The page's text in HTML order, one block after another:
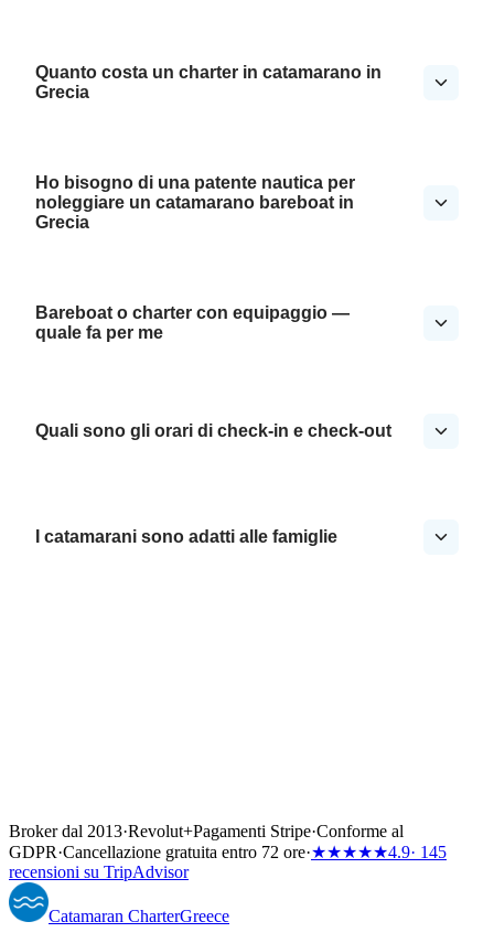
Quanto costa un charter in catamarano in
Grecia
Ho bisogno di una patente nautica per
noleggiare un catamarano bareboat in
Grecia
Bareboat o charter con equipaggio —
quale fa per me
Quali sono gli orari di check-in e check-out
I catamarani sono adatti alle famiglie
Broker dal 2013·Revolut+Pagamenti Stripe·Conforme al
GDPR·Cancellazione gratuita entro 72 ore·★★★★★4.9· 145
recensioni su TripAdvisor
Catamaran CharterGreece